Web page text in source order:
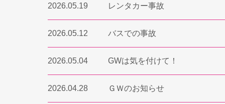
2026.05.19 レンタカー事故
2026.05.12 バスでの事故
2026.05.04 GWは気を付けて！
2026.04.28 ＧＷのお知らせ